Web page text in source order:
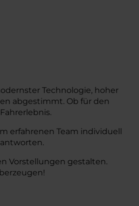
Technologie, hoher
abgestimmt. Ob für den
erfahrenen Team individuell
Vorstellungen gestalten.